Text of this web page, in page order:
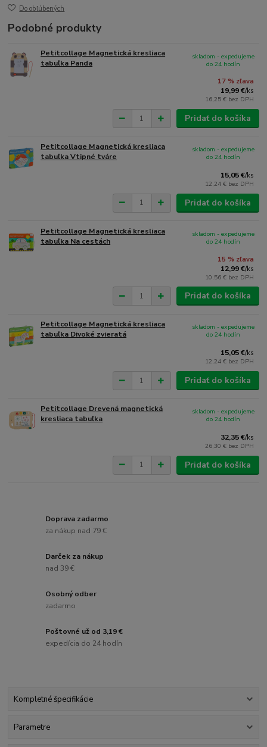
Do obľúbených
Podobné produkty
Petitcollage Magnetická kresliaca
tabuľka Panda
17 % zľava
19,99 €/ks
16,25 € bez DPH
skladom - expedujeme
do 24 hodín
Pridať do košíka
Petitcollage Magnetická kresliaca
tabuľka Vtipné tváre
15,05 €/ks
12,24 € bez DPH
skladom - expedujeme
do 24 hodín
Pridať do košíka
Petitcollage Magnetická kresliaca
tabuľka Na cestách
15 % zľava
12,99 €/ks
10,56 € bez DPH
skladom - expedujeme
do 24 hodín
Pridať do košíka
Petitcollage Magnetická kresliaca
tabuľka Divoké zvieratá
15,05 €/ks
12,24 € bez DPH
skladom - expedujeme
do 24 hodín
Pridať do košíka
Petitcollage Drevená magnetická
kresliaca tabuľka
32,35 €/ks
26,30 € bez DPH
skladom - expedujeme
do 24 hodín
Pridať do košíka
Doprava zadarmo
za nákup nad 79 €
Darček za nákup
nad 39 €
Osobný odber
zadarmo
Poštovné už od 3,19 €
expedícia do 24 hodín
Kompletné špecifikácie
Parametre